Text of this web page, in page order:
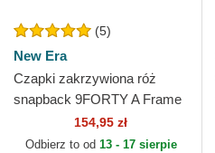
(5)
New Era
Czapki zakrzywiona róż
snapback 9FORTY A Frame
Floral New York Yankees
MLB New Era
154,95 zł
Odbierz to od 13 - 17 sierpie